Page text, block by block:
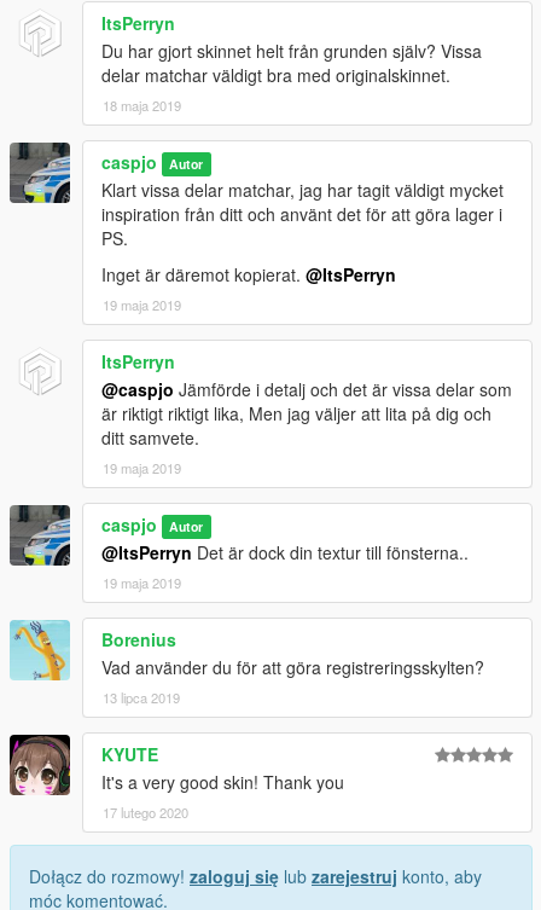
ItsPerryn
Du har gjort skinnet helt från grunden själv? Vissa
delar matchar väldigt bra med originalskinnet.
18 maja 2019
caspjo Autor
Klart vissa delar matchar, jag har tagit väldigt mycket
inspiration från ditt och använt det för att göra lager i
PS.
Inget är däremot kopierat. @ItsPerryn
19 maja 2019
ItsPerryn
@caspjo Jämförde i detalj och det är vissa delar som
är riktigt riktigt lika, Men jag väljer att lita på dig och
ditt samvete.
19 maja 2019
caspjo Autor
@ItsPerryn Det är dock din textur till fönsterna..
19 maja 2019
Borenius
Vad använder du för att göra registreringsskylten?
13 lipca 2019
KYUTE
It's a very good skin! Thank you
17 lutego 2020
Dołącz do rozmowy! zaloguj się lub zarejestruj konto, aby
móc komentować.